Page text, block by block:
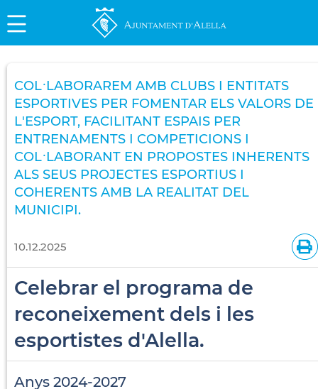
COL·LABORAREM AMB CLUBS I ENTITATS
ESPORTIVES PER FOMENTAR ELS VALORS DE
L'ESPORT, FACILITANT ESPAIS PER
ENTRENAMENTS I COMPETICIONS I
COL·LABORANT EN PROPOSTES INHERENTS
ALS SEUS PROJECTES ESPORTIUS I
COHERENTS AMB LA REALITAT DEL
MUNICIPI.
10.12.2025
Celebrar el programa de
reconeixement dels i les
esportistes d'Alella.
Anys 2024-2027